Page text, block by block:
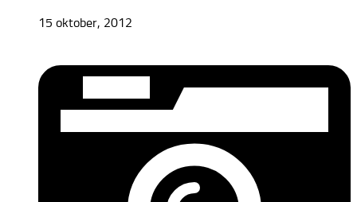
15 oktober, 2012